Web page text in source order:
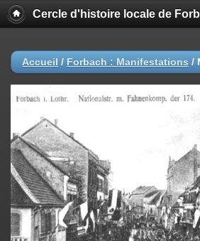
Cercle d'histoire locale de
Accueil / Forbach : Manifestations /